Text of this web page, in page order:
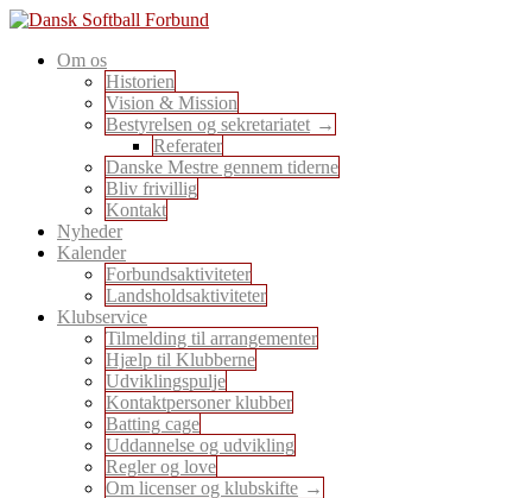
Skip
content
Dansk Softball Forbund
En sport for alle
Om os
Historien
Vision & Mission
Bestyrelsen og sekretariatet
Referater
Danske Mestre gennem tiderne
Bliv frivillig
Kontakt
Nyheder
Kalender
Forbundsaktiviteter
Landsholdsaktiviteter
Klubservice
Tilmelding til arrangementer
Hjælp til Klubberne
Udviklingspulje
Kontaktpersoner klubber
Batting cage
Uddannelse og udvikling
Regler og love
Om licenser og klubskifte